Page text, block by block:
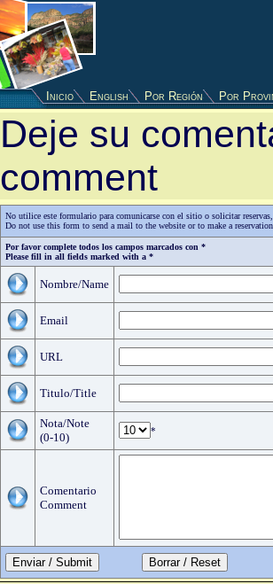
Inicio English Por Región Por
Deje su
comment
No utilice este formulario para comunicarse con el sitio o solicitar
Do not use this form to send a mail to the website or to make a
Por favor complete todos los campos marcados con *
Please fill in all fields marked with a *
Nombre/Name
Email
URL
Titulo/Title
Nota/Note
(0-10)
*
Comentario
Comment
Enviar / Submit